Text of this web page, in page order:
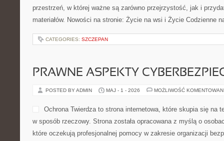
przestrzeń, w której ważne są zarówno przejrzystość, jak i
materiałów. Nowości na stronie: Życie na wsi i Życie Codzienne
CATEGORIES: SZCZEPAN
PRAWNE ASPEKTY
POSTED BY ADMIN MAJ - 1 - 2026 MOŻLIWOŚĆ
Ochrona Twierdza to strona internetowa, które skupia się na
w sposób rzeczowy. Strona została opracowana z myślą o
które oczekują profesjonalnej pomocy w zakresie organizacji